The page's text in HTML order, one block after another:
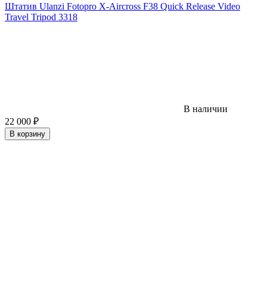
Штатив Ulanzi Fotopro X-Aircross F38 Quick Release Video
Travel Tripod 3318
В наличии
22 000 ₽
В корзину